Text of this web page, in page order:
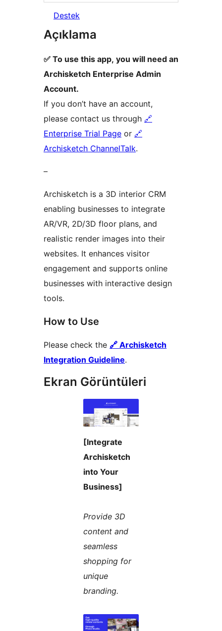
Destek
Açıklama
✅ To use this app, you will need an
Archisketch Enterprise Admin
Account.
If you don’t have an account,
please contact us through 🔗
Enterprise Trial Page or 🔗
Archisketch ChannelTalk.
–
Archisketch is a 3D interior CRM
enabling businesses to integrate
AR/VR, 2D/3D floor plans, and
realistic render images into their
websites. It enhances visitor
engagement and supports online
businesses with interactive design
tools.
How to Use
Please check the 🔗 Archisketch
Integration Guideline.
Ekran Görüntüleri
[Integrate
Archisketch
into Your
Business]
Provide 3D
content and
seamless
shopping for
unique
branding.